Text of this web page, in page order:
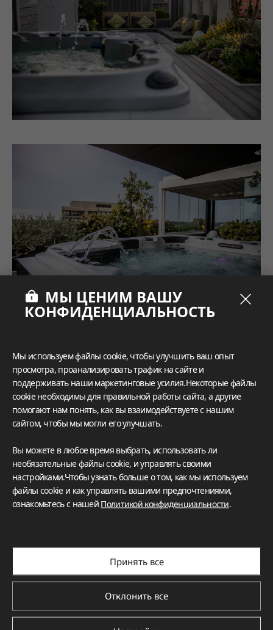
МЫ ЦЕНИМ ВАШУ
КОНФИДЕНЦИАЛЬНОСТЬ
Мы используем файлы cookie, чтобы улучшить ваш опыт
просмотра, проанализировать трафик на сайте и
поддерживать наши маркетинговые усилия.Некоторые файлы
cookie необходимы для правильной работы сайта, а другие
помогают нам понять, как вы взаимодействуете с нашим
сайтом, чтобы мы могли его улучшать.
Вы можете в любое время выбрать, использовать ли
необязательные файлы cookie, и управлять своими
настройками.Чтобы узнать больше о том, как мы используем
файлы cookie и как управлять вашими предпочтениями,
ознакомьтесь с нашей Политикой конфиденциальности.
Принять все
Отклонить все